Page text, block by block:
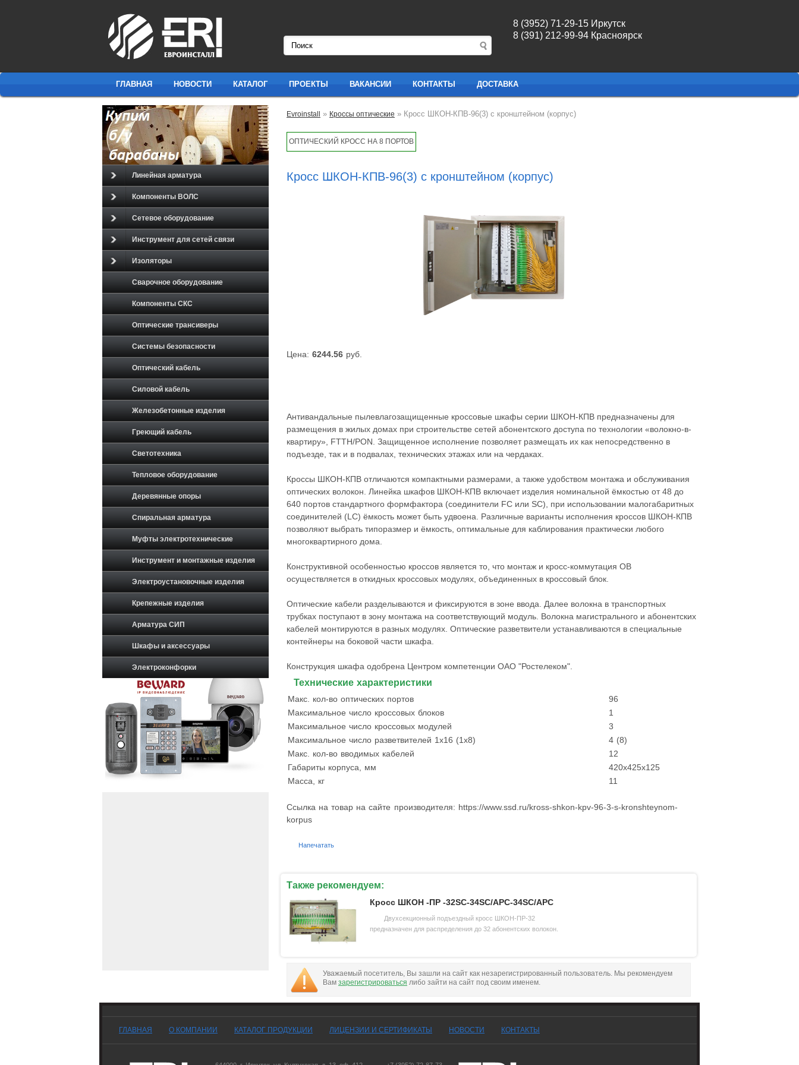
8 (3952) 71-29-15 Иркутск
8 (391) 212-99-94 Красноярск
ГЛАВНАЯ НОВОСТИ КАТАЛОГ ПРОЕКТЫ ВАКАНСИИ КОНТАКТЫ ДОСТАВКА
Evroinstall » Кроссы оптические » Кросс ШКОН-КПВ-96(3) с кронштейном (корпус)
ОПТИЧЕСКИЙ КРОСС НА 8 ПОРТОВ
Кросс ШКОН-КПВ-96(3) с кронштейном (корпус)
Цена:6244.56 руб.
Антивандальные пылевлагозащищенные кроссовые шкафы серии ШКОН-КПВ предназначены для
размещения в жилых домах при строительстве сетей абонентского доступа по технологии «волокно-в-
квартиру», FTTH/PON. Защищенное исполнение позволяет размещать их как непосредственно в
подъезде, так и в подвалах, технических этажах или на чердаках.
Кроссы ШКОН-КПВ отличаются компактными размерами, а также удобством монтажа и обслуживания
оптических волокон. Линейка шкафов ШКОН-КПВ включает изделия номинальной ёмкостью от 48 до
640 портов стандартного формфактора (соединители FC или SC), при использовании малогабаритных
соединителей (LC) ёмкость может быть удвоена. Различные варианты исполнения кроссов ШКОН-КПВ
позволяют выбрать типоразмер и ёмкость, оптимальные для каблирования практически любого
многоквартирного дома.
Конструктивной особенностью кроссов является то, что монтаж и кросс-коммутация ОВ
осуществляется в откидных кроссовых модулях, объединенных в кроссовый блок.
Оптические кабели разделываются и фиксируются в зоне ввода. Далее волокна в транспортных
трубках поступают в зону монтажа на соответствующий модуль. Волокна магистрального и абонентских
кабелей монтируются в разных модулях. Оптические разветвители устанавливаются в специальные
контейнеры на боковой части шкафа.
Конструкция шкафа одобрена Центром компетенции ОАО "Ростелеком".
Технические характеристики
Макс. кол-во оптических портов
96
Максимальное число кроссовых блоков
1
Максимальное число кроссовых модулей
3
Максимальное число разветвителей 1х16 (1х8)
4 (8)
Макс. кол-во вводимых кабелей
12
Габариты корпуса, мм
420х425х125
Масса, кг
11
Ссылка на товар на сайте производителя: https://www.ssd.ru/kross-shkon-kpv-96-3-s-kronshteynom-
korpus
Напечатать
Также рекомендуем:
Кросс ШКОН -ПР -32SC-34SC/APC-34SC/APC
Двухсекционный подъездный кросс ШКОН-ПР-32
предназначен для распределения до 32 абонентских волокон.
Уважаемый посетитель, Вы зашли на сайт как незарегистрированный пользователь. Мы рекомендуем
Вам зарегистрироваться либо зайти на сайт под своим именем.
Линейная арматура
Компоненты ВОЛС
Сетевое оборудование
Инструмент для сетей связи
Изоляторы
Сварочное оборудование
Компоненты СКС
Оптические трансиверы
Системы безопасности
Оптический кабель
Силовой кабель
Железобетонные изделия
Греющий кабель
Светотехника
Тепловое оборудование
Деревянные опоры
Спиральная арматура
Муфты электротехнические
Инструмент и монтажные изделия
Электроустановочные изделия
Крепежные изделия
Арматура СИП
Шкафы и аксессуары
Электроконфорки
ГЛАВНАЯ О КОМПАНИИ КАТАЛОГ ПРОДУКЦИИ ЛИЦЕНЗИИ И СЕРТИФИКАТЫ НОВОСТИ КОНТАКТЫ